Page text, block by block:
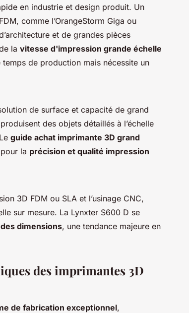
en industrie et design produit. Un
FDM, comme l’OrangeStorm Giga ou
et de grandes pièces
la vitesse d'impression grande échelle
de production mais nécessite un
de surface et capacité de grand
des objets détaillés à l’échelle
guide achat imprimante 3D grand
la précision et qualité impression
3D FDM ou SLA et l’usinage CNC,
sur mesure. La Lynxter S600 D se
dimensions, une tendance majeure en
des imprimantes 3D
de fabrication exceptionnel,